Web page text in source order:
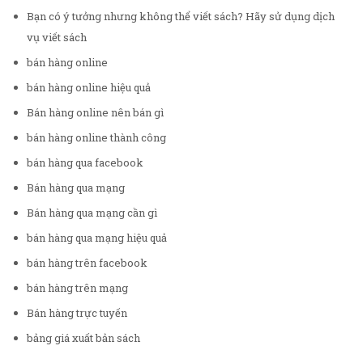
Bạn có ý tưởng nhưng không thể viết sách? Hãy sử dụng dịch
vụ viết sách
bán hàng online
bán hàng online hiệu quả
Bán hàng online nên bán gì
bán hàng online thành công
bán hàng qua facebook
Bán hàng qua mạng
Bán hàng qua mạng cần gì
bán hàng qua mạng hiệu quả
bán hàng trên facebook
bán hàng trên mạng
Bán hàng trực tuyến
bảng giá xuất bản sách